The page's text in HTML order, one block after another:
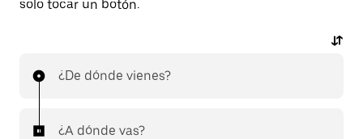
solo tocar un botón.
¿De dónde vienes?
¿A dónde vas?